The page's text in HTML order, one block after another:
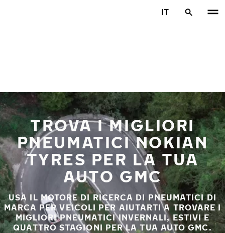
IT
TROVA I MIGLIORI
PNEUMATICI NOKIAN
TYRES PER LA TUA
AUTO GMC
USA IL MOTORE DI RICERCA DI PNEUMATICI DI
MARCA PER VEICOLI PER AIUTARTI A TROVARE I
MIGLIORI PNEUMATICI INVERNALI, ESTIVI E
QUATTRO STAGIONI PER LA TUA AUTO GMC.